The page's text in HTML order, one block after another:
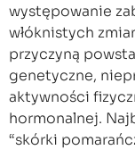
występowanie
włóknistych
przyczyną
genetyczne,
aktywności
hormonalnej.
“skórki